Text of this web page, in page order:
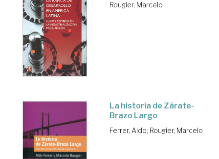
Rougier, Marcelo
La historia de Zárate-
Brazo Largo
Ferrer, Aldo; Rougier, Marcelo